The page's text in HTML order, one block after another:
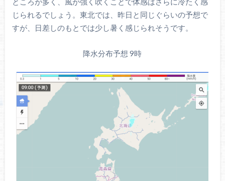
じられるでしょう。東北では、昨日と同じぐらいの予想で
すが、日差しのもとでは少し暑く感じられそうです。
降水分布予想 9時